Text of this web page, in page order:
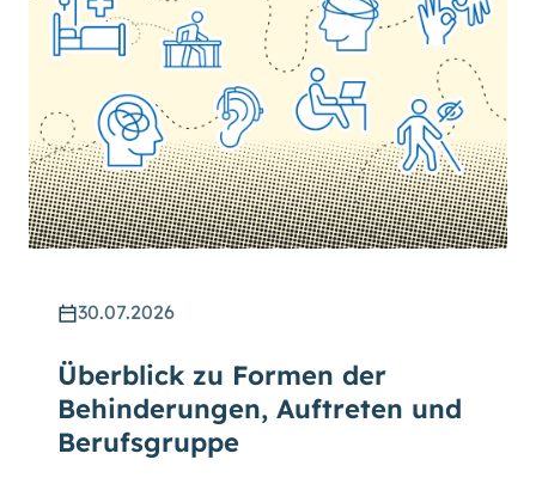
30.07.2026
Überblick zu Formen der
Behinderungen, Auftreten und
Berufsgruppe